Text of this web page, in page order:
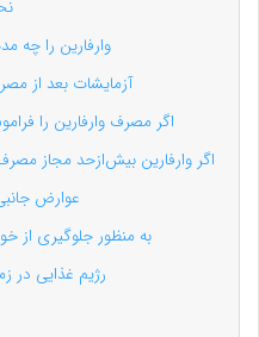
وارفارین را چه
آزمایشات بعد از
اگر مصرف وارفارین را
اگر وارفارین بیش‌ازحد مجاز
عوارض
به منظور جلوگیری از
رژیم غذایی در